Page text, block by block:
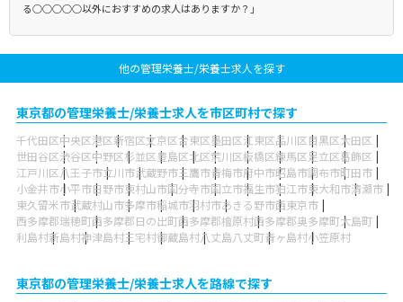
る○○○○○以外におすすめの求人はありますか？」
他の管理栄養士/栄養士求人を探す
東京都の管理栄養士/栄養士求人を市区町村で探す
千代田区中央区港区新宿区文京区台東区墨田区江東区品川区目黒区大田区
世田谷区渋谷区中野区杉並区豊島区北区荒川区板橋区練馬区足立区葛飾区
江戸川区八王子市立川市武蔵野市三鷹市青梅市府中市昭島市調布市町田市
小金井市小平市日野市東村山市国分寺市国立市福生市狛江市東大和市清瀬市
東久留米市武蔵村山市多摩市稲城市羽村市あきる野市西東京市
西多摩郡瑞穂町西多摩郡日の出町西多摩郡檜原村西多摩郡奥多摩町大島町
利島村新島村神津島村三宅村御蔵島村八丈島八丈町青ヶ島村小笠原村
東京都の管理栄養士/栄養士求人を路線で探す